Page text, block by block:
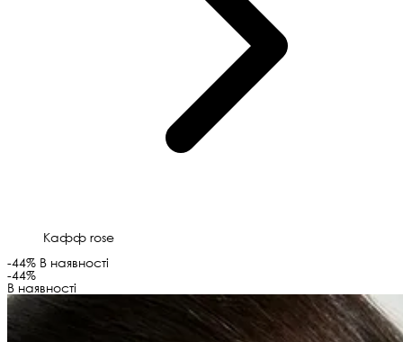
Кафф rose
-44% В наявності
-44%
В наявності